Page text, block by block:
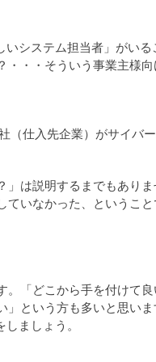
システム担当者」がい
・・そういう事業主様向
仕入先企業）がサイバ
は説明するまでもあり
いなかった、というこ
。「どこから手を付けて良
」という方も多いと思い
ましょう。